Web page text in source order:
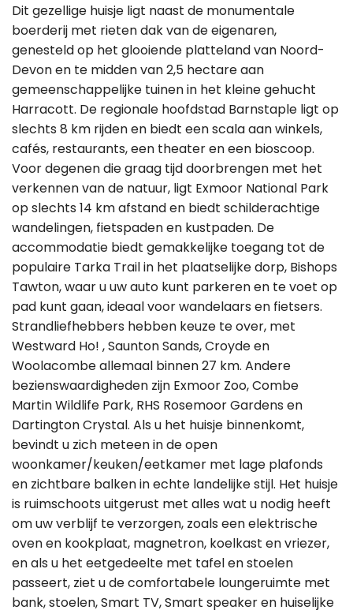
Dit gezellige huisje ligt naast de monumentale
boerderij met rieten dak van de eigenaren,
genesteld op het glooiende platteland van Noord-
Devon en te midden van 2,5 hectare aan
gemeenschappelijke tuinen in het kleine gehucht
Harracott. De regionale hoofdstad Barnstaple ligt op
slechts 8 km rijden en biedt een scala aan winkels,
cafés, restaurants, een theater en een bioscoop.
Voor degenen die graag tijd doorbrengen met het
verkennen van de natuur, ligt Exmoor National Park
op slechts 14 km afstand en biedt schilderachtige
wandelingen, fietspaden en kustpaden. De
accommodatie biedt gemakkelijke toegang tot de
populaire Tarka Trail in het plaatselijke dorp, Bishops
Tawton, waar u uw auto kunt parkeren en te voet op
pad kunt gaan, ideaal voor wandelaars en fietsers.
Strandliefhebbers hebben keuze te over, met
Westward Ho! , Saunton Sands, Croyde en
Woolacombe allemaal binnen 27 km. Andere
bezienswaardigheden zijn Exmoor Zoo, Combe
Martin Wildlife Park, RHS Rosemoor Gardens en
Dartington Crystal. Als u het huisje binnenkomt,
bevindt u zich meteen in de open
woonkamer/keuken/eetkamer met lage plafonds
en zichtbare balken in echte landelijke stijl. Het huisje
is ruimschoots uitgerust met alles wat u nodig heeft
om uw verblijf te verzorgen, zoals een elektrische
oven en kookplaat, magnetron, koelkast en vriezer,
en als u het eetgedeelte met tafel en stoelen
passeert, ziet u de comfortabele loungeruimte met
bank, stoelen, Smart TV, Smart speaker en huiselijke